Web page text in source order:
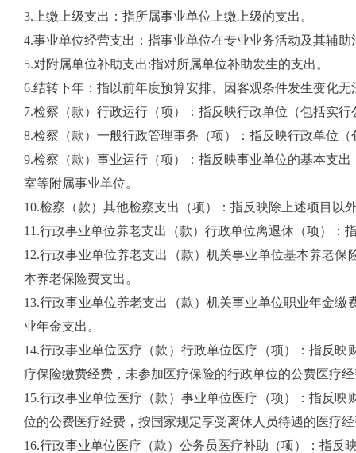
3.上缴上级支出：指所属事业单位上缴上级的支出。
4.事业单位经营支出：指事业单位在专业业务活动及其辅
5.对附属单位补助支出:指对所属单位补助发生的支出。
6.结转下年：指以前年度预算安排、因客观条件发生变化
7.检察（款）行政运行（项）：指反映行政单位（包括实
8.检察（款）一般行政管理事务（项）：指反映行政单位
9.检察（款）事业运行（项）：指反映事业单位的基本支
室等附属事业单位。
10.检察（款）其他检察支出（项）：指反映除上述项目以
11.行政事业单位养老支出（款）行政单位离退休（项）：
12.行政事业单位养老支出（款）机关事业单位基本养老保
本养老保险费支出。
13.行政事业单位养老支出（款）机关事业单位职业年金缴
业年金支出。
14.行政事业单位医疗（款 ）行政单位医疗（项）：指反映
疗保险缴费经费，未参加医疗保险的行政单位的公费医疗
15.行政事业单位医疗（款 ）事业单位医疗（项）：指反映
位的公费医疗经费，按国家规定享受离休人员待遇的医疗
16.行政事业单位医疗（款）公务员医疗补助（项）：指反